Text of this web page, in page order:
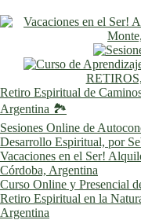
Retiro Espiritual de
Argentina 🏞️
Sesiones Online de
Desarrollo Espiritual, por
Vacaciones en el Ser!
Córdoba, Argentina
Curso Online y Presencial
Retiro Espiritual en la
Argentina